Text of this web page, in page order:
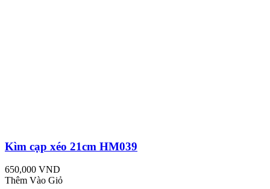
Kìm cạp xéo 21cm HM039
650,000 VND
Thêm Vào Giỏ